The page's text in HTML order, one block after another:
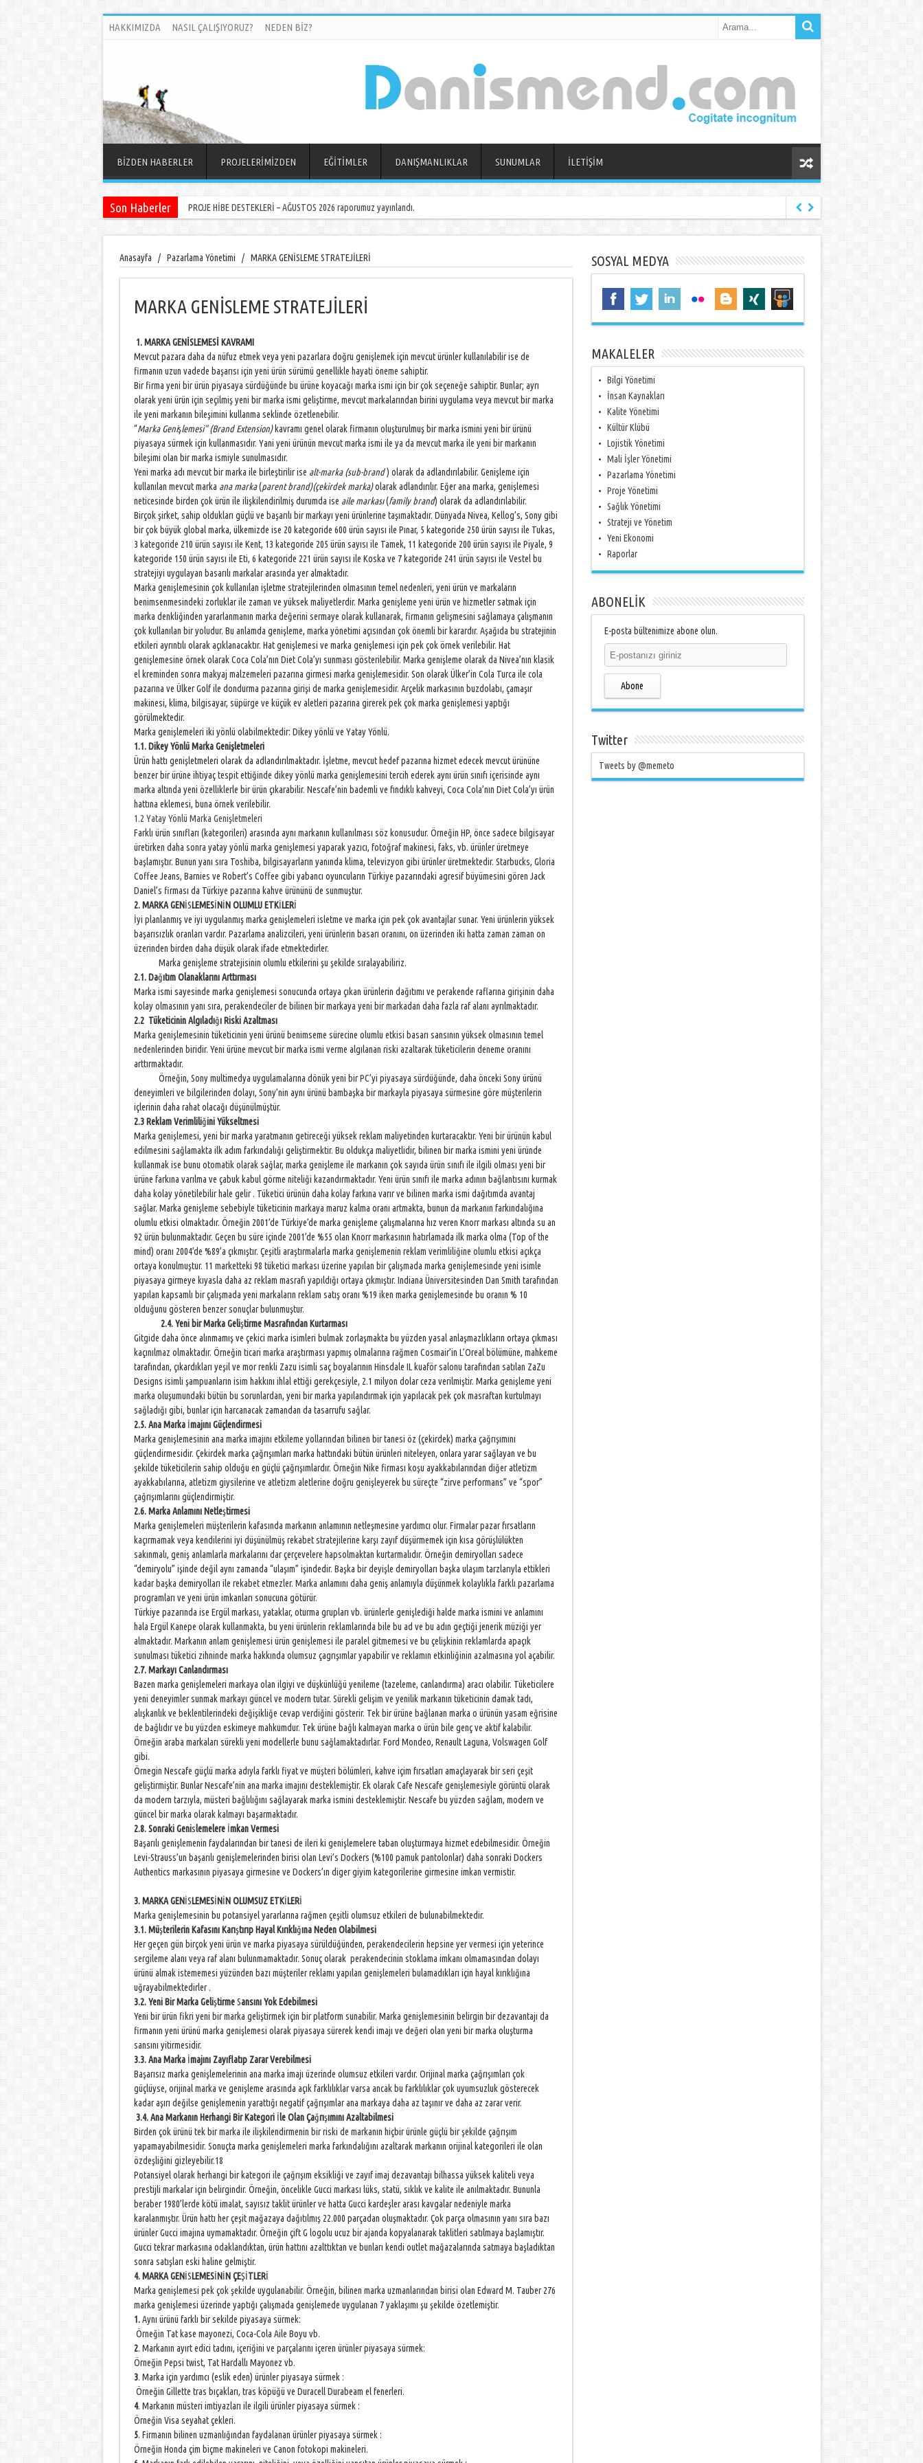
HAKKIMIZDA NASIL ÇALIŞIYORUZ? NEDEN BİZ?
BİZDEN HABERLER PROJELERİMİZDEN EĞİTİMLER DANIŞMANLIKLAR SUNUMLAR İLETİŞİM
Son Haberler PROJE HİBE DESTEKLERİ – AĞUSTOS 2026 raporumuz yayınlandı.
Anasayfa / Pazarlama Yönetimi / MARKA GENİSLEME STRATEJİLERİ
MARKA GENİSLEME STRATEJİLERİ
1. MARKA GENİSLEMESİ KAVRAMI
Mevcut pazara daha da nüfuz etmek veya yeni pazarlara doğru genişlemek için mevcut ürünler kullanılabilir ise de
firmanın uzun vadede başarısı için yeni ürün sürümü genellikle hayati öneme sahiptir.
Bir firma yeni bir ürün piyasaya sürdüğünde bu ürüne koyacağı marka ismi için bir çok seçeneğe sahiptir. Bunlar; ayrı
olarak yeni ürün için seçilmiş yeni bir marka ismi geliştirme, mevcut markalarından birini uygulama veya mevcut bir marka
ile yeni markanın bileşimini kullanma seklinde özetlenebilir.
“Marka Genişlemesi” (Brand Extension) kavramı genel olarak firmanın oluşturulmuş bir marka ismini yeni bir ürünü
piyasaya sürmek için kullanmasıdır. Yani yeni ürünün mevcut marka ismi ile ya da mevcut marka ile yeni bir markanın
bileşimi olan bir marka ismiyle sunulmasıdır.
Yeni marka adı mevcut bir marka ile birleştirilir ise alt-marka (sub-brand) olarak da adlandırılabilir. Genişleme için
kullanılan mevcut marka ana marka(parent brand)(çekirdek marka)olarak adlandırılır. Eğer ana marka, genişlemesi
neticesinde birden çok ürün ile ilişkilendirilmiş durumda ise aile markası(family brand) olarak da adlandırılabilir.
Birçok şirket, sahip oldukları güçlü ve başarılı bir markayı yeni ürünlerine taşımaktadır. Dünyada Nivea, Kellog’s, Sony gibi
bir çok büyük global marka, ülkemizde ise 20 kategoride 600 ürün sayısı ile Pınar, 5 kategoride 250 ürün sayısı ile Tukas,
3 kategoride 210 ürün sayısı ile Kent, 13 kategoride 205 ürün sayısı ile Tamek, 11 kategoride 200 ürün sayısı ile Piyale, 9
kategoride 150 ürün sayısı ile Eti, 6 kategoride 221 ürün sayısı ile Koska ve 7 kategoride 241 ürün sayısı ile Vestel bu
stratejiyi uygulayan basarılı markalar arasında yer almaktadır.
Marka genişlemesinin çok kullanılan işletme stratejilerinden olmasının temel nedenleri, yeni ürün ve markaların
benimsenmesindeki zorluklar ile zaman ve yüksek maliyetlerdir. Marka genişleme yeni ürün ve hizmetler satmak için
marka denkliğinden yararlanmanın marka değerini sermaye olarak kullanarak, firmanın gelişmesini sağlamaya çalışmanın
çok kullanılan bir yoludur. Bu anlamda genişleme, marka yönetimi açısından çok önemli bir karardır. Aşağıda bu stratejinin
etkileri ayrıntılı olarak açıklanacaktır. Hat genişlemesi ve marka genişlemesi için pek çok örnek verilebilir. Hat
genişlemesine örnek olarak Coca Cola’nın Diet Cola’yı sunması gösterilebilir. Marka genişleme olarak da Nivea’nın klasik
el kreminden sonra makyaj malzemeleri pazarına girmesi marka genişlemesidir. Son olarak Ülker’in Cola Turca ile cola
pazarına ve Ülker Golf ile dondurma pazarına girişi de marka genişlemesidir. Arçelik markasının buzdolabı, çamaşır
makinesi, klima, bilgisayar, süpürge ve küçük ev aletleri pazarına girerek pek çok marka genişlemesi yaptığı
görülmektedir.
Marka genişlemeleri iki yönlü olabilmektedir: Dikey yönlü ve Yatay Yönlü.
1.1. Dikey Yönlü Marka Genişletmeleri
Ürün hattı genişletmeleri olarak da adlandırılmaktadır. İşletme, mevcut hedef pazarına hizmet edecek mevcut ürününe
benzer bir ürüne ihtiyaç tespit ettiğinde dikey yönlü marka genişlemesini tercih ederek aynı ürün sınıfı içerisinde aynı
marka altında yeni özelliklerle bir ürün çıkarabilir. Nescafe’nin bademli ve fındıklı kahveyi, Coca Cola’nın Diet Cola’yı ürün
hattına eklemesi, buna örnek verilebilir.
1.2 Yatay Yönlü Marka Genişletmeleri
Farklı ürün sınıfları (kategorileri) arasında aynı markanın kullanılması söz konusudur. Örneğin HP, önce sadece bilgisayar
üretirken daha sonra yatay yönlü marka genişlemesi yaparak yazıcı, fotoğraf makinesi, faks, vb. ürünler üretmeye
başlamıştır. Bunun yanı sıra Toshiba, bilgisayarların yanında klima, televizyon gibi ürünler üretmektedir. Starbucks, Gloria
Coffee Jeans, Barnies ve Robert’s Coffee gibi yabancı oyuncuların Türkiye pazarındaki agresif büyümesini gören Jack
Daniel’s firması da Türkiye pazarına kahve ürününü de sunmuştur.
2. MARKA GENİSLEMESİNİN OLUMLU ETKİLERİ
İyi planlanmış ve iyi uygulanmış marka genişlemeleri isletme ve marka için pek çok avantajlar sunar. Yeni ürünlerin yüksek
başarısızlık oranları vardır. Pazarlama analizcileri, yeni ürünlerin basarı oranını, on üzerinden iki hatta zaman zaman on
üzerinden birden daha düşük olarak ifade etmektedirler.
Marka genişleme stratejisinin olumlu etkilerini şu şekilde sıralayabiliriz.
2.1. Dağıtım Olanaklarını Arttırması
Marka ismi sayesinde marka genişlemesi sonucunda ortaya çıkan ürünlerin dağıtımı ve perakende raflarına girişinin daha
kolay olmasının yanı sıra, perakendeciler de bilinen bir markaya yeni bir markadan daha fazla raf alanı ayrılmaktadır.
2.2 Tüketicinin Algıladığı Riski Azaltması
Marka genişlemesinin tüketicinin yeni ürünü benimseme sürecine olumlu etkisi basarı sansının yüksek olmasının temel
nedenlerinden biridir. Yeni ürüne mevcut bir marka ismi verme algılanan riski azaltarak tüketicilerin deneme oranını
arttırmaktadır.
Örneğin, Sony multimedya uygulamalarına dönük yeni bir PC’yi piyasaya sürdüğünde, daha önceki Sony ürünü
deneyimleri ve bilgilerinden dolayı, Sony’nin aynı ürünü bambaşka bir markayla piyasaya sürmesine göre müşterilerin
içlerinin daha rahat olacağı düşünülmüştür.
2.3 Reklam Verimliliğini Yükseltmesi
Marka genişlemesi, yeni bir marka yaratmanın getireceği yüksek reklam maliyetinden kurtaracaktır. Yeni bir ürünün kabul
edilmesini sağlamakta ilk adım farkındalığı geliştirmektir. Bu oldukça maliyetlidir, bilinen bir marka ismini yeni üründe
kullanmak ise bunu otomatik olarak sağlar, marka genişleme ile markanın çok sayıda ürün sınıfı ile ilgili olması yeni bir
ürüne farkına varılma ve çabuk kabul görme niteliği kazandırmaktadır. Yeni ürün sınıfı ile marka adının bağlantısını kurmak
daha kolay yönetilebilir hale gelir . Tüketici ürünün daha kolay farkına varır ve bilinen marka ismi dağıtımda avantaj
sağlar. Marka genişleme sebebiyle tüketicinin markaya maruz kalma oranı artmakta, bunun da markanın farkındalığına
olumlu etkisi olmaktadır. Örneğin 2001’de Türkiye’de marka genişleme çalışmalarına hız veren Knorr markası altında su an
92 ürün bulunmaktadır. Geçen bu süre içinde 2001’de %55 olan Knorr markasının hatırlamada ilk marka olma (Top of the
mind) oranı 2004’de %89’a çıkmıştır. Çeşitli araştırmalarla marka genişlemenin reklam verimliliğine olumlu etkisi açıkça
ortaya konulmuştur. 11 marketteki 98 tüketici markası üzerine yapılan bir çalışmada marka genişlemesinde yeni isimle
piyasaya girmeye kıyasla daha az reklam masrafı yapıldığı ortaya çıkmıştır. Indiana Üniversitesinden Dan Smith tarafından
yapılan kapsamlı bir çalışmada yeni markaların reklam satış oranı %19 iken marka genişlemesinde bu oranın % 10
olduğunu gösteren benzer sonuçlar bulunmuştur.
2.4. Yeni bir Marka Geliştirme Masrafından Kurtarması
Gitgide daha önce alınmamış ve çekici marka isimleri bulmak zorlaşmakta bu yüzden yasal anlaşmazlıkların ortaya çıkması
kaçınılmaz olmaktadır. Örneğin ticari marka araştırması yapmış olmalarına rağmen Cosmair’in L’Oreal bölümüne, mahkeme
tarafından, çıkardıkları yeşil ve mor renkli Zazu isimli saç boyalarının Hinsdale IL kuaför salonu tarafından satılan ZaZu
Designs isimli şampuanların isim hakkını ihlal ettiği gerekçesiyle, 2.1 milyon dolar ceza verilmiştir. Marka genişleme yeni
marka oluşumundaki bütün bu sorunlardan, yeni bir marka yapılandırmak için yapılacak pek çok masraftan kurtulmayı
sağladığı gibi, bunlar için harcanacak zamandan da tasarrufu sağlar.
2.5. Ana Marka İmajını Güçlendirmesi
Marka genişlemesinin ana marka imajını etkileme yollarından bilinen bir tanesi öz (çekirdek) marka çağrışımını
güçlendirmesidir. Çekirdek marka çağrışımları marka hattındaki bütün ürünleri niteleyen, onlara yarar sağlayan ve bu
şekilde tüketicilerin sahip olduğu en güçlü çağrışımlardır. Örneğin Nike firması koşu ayakkabılarından diğer atletizm
ayakkabılarına, atletizm giysilerine ve atletizm aletlerine doğru genişleyerek bu süreçte “zirve performans” ve “spor”
çağrışımlarını güçlendirmiştir.
2.6. Marka Anlamını Netleştirmesi
Marka genişlemeleri müşterilerin kafasında markanın anlamının netleşmesine yardımcı olur. Firmalar pazar fırsatların
kaçırmamak veya kendilerini iyi düşünülmüş rekabet stratejilerine karşı zayıf düşürmemek için kısa görüşlülükten
sakınmalı, geniş anlamlarla markalarını dar çerçevelere hapsolmaktan kurtarmalıdır. Örneğin demiryolları sadece
“demiryolu” işinde değil aynı zamanda “ulaşım” işindedir. Başka bir deyişle demiryolları başka ulaşım tarzlarıyla ettikleri
kadar başka demiryolları ile rekabet etmezler. Marka anlamını daha geniş anlamıyla düşünmek kolaylıkla farklı pazarlama
programları ve yeni ürün imkanları sonucuna götürür.
Türkiye pazarında ise Ergül markası, yataklar, oturma grupları vb. ürünlerle genişlediği halde marka ismini ve anlamını
hala Ergül Kanepe olarak kullanmakta, bu yeni ürünlerin reklamlarında bile bu ad ve bu adın geçtiği jenerik müziği yer
almaktadır. Markanın anlam genişlemesi ürün genişlemesi ile paralel gitmemesi ve bu çelişkinin reklamlarda apaçık
sunulması tüketici zihninde marka hakkında olumsuz çagrışımlar yapabilir ve reklamın etkinliğinin azalmasına yol açabilir.
2.7. Markayı Canlandırması
Bazen marka genişlemeleri markaya olan ilgiyi ve düşkünlüğü yenileme (tazeleme, canlandırma) aracı olabilir. Tüketicilere
yeni deneyimler sunmak markayı güncel ve modern tutar. Sürekli gelişim ve yenilik markanın tüketicinin damak tadı,
alışkanlık ve beklentilerindeki değişikliğe cevap verdiğini gösterir. Tek bir ürüne bağlanan marka o ürünün yasam eğrisine
de bağlıdır ve bu yüzden eskimeye mahkumdur. Tek ürüne bağlı kalmayan marka o ürün bile genç ve aktif kalabilir.
Örneğin araba markaları sürekli yeni modellerle bunu sağlamaktadırlar. Ford Mondeo, Renault Laguna, Volswagen Golf
gibi.
Örnegin Nescafe güçlü marka adıyla farklı fiyat ve müşteri bölümleri, kahve içim fırsatları amaçlayarak bir seri çeşit
geliştirmiştir. Bunlar Nescafe’nin ana marka imajını desteklemiştir. Ek olarak Cafe Nescafe genişlemesiyle görüntü olarak
da modern tarzıyla, müsteri bağlılığını sağlayarak marka ismini desteklemiştir. Nescafe bu yüzden sağlam, modern ve
güncel bir marka olarak kalmayı başarmaktadır.
2.8. Sonraki Genislemelere İmkan Vermesi
Başarılı genişlemenin faydalarından bir tanesi de ileri ki genişlemelere taban oluşturmaya hizmet edebilmesidir. Örneğin
Levi-Strauss’un başarılı genişlemelerinden birisi olan Levi’s Dockers (%100 pamuk pantolonlar) daha sonraki Dockers
Authentics markasının piyasaya girmesine ve Dockers’ın diger giyim kategorilerine girmesine imkan vermistir.
3. MARKA GENİSLEMESİNİN OLUMSUZ ETKİLERİ
Marka genişlemesinin bu potansiyel yararlarına rağmen çeşitli olumsuz etkileri de bulunabilmektedir.
3.1. Müşterilerin Kafasını Karıştırıp Hayal Kırıklığına Neden Olabilmesi
Her geçen gün birçok yeni ürün ve marka piyasaya sürüldüğünden, perakendecilerin hepsine yer vermesi için yeterince
sergileme alanı veya raf alanı bulunmamaktadır. Sonuç olarak perakendecinin stoklama imkanı olmamasından dolayı
ürünü almak istememesi yüzünden bazı müşteriler reklamı yapılan genişlemeleri bulamadıkları için hayal kırıklığına
uğrayabilmektedirler .
3.2. Yeni Bir Marka GeliştirmeSansını Yok Edebilmesi
Yeni bir ürün fikri yeni bir marka geliştirmek için bir platform sunabilir. Marka genişlemesinin belirgin bir dezavantajı da
firmanın yeni ürünü marka genişlemesi olarak piyasaya sürerek kendi imajı ve değeri olan yeni bir marka oluşturma
sansını yitirmesidir.
3.3. Ana Marka İmajını Zayıflatıp Zarar Verebilmesi
Başarısız marka genişlemelerinin ana marka imajı üzerinde olumsuz etkileri vardır. Orijinal marka çağrışımları çok
güçlüyse, orijinal marka ve genişleme arasında açık farklılıklar varsa ancak bu farklılıklar çok uyumsuzluk gösterecek
kadar aşırı değilse genişlemenin yarattığı negatif çağrışımlar ana markaya daha az taşınır ve daha az zarar verir.
3.4. Ana Markanın Herhangi Bir Kategori İle Olan Çağrışımını Azaltabilmesi
Birden çok ürünü tek bir marka ile ilişkilendirmenin bir riski de markanın hiçbir ürünle güçlü bir şekilde çağrışım
yapamayabilmesidir. Sonuçta marka genişlemeleri marka farkındalığını azaltarak markanın orijinal kategorileri ile olan
özdeşliğini gizleyebilir.18
Potansiyel olarak herhangi bir kategori ile çağrışım eksikliği ve zayıf imaj dezavantajı bilhassa yüksek kaliteli veya
prestijli markalar için belirgindir. Örneğin, öncelikle Gucci markası lüks, statü, sıklık ve kalite ile anılmaktadır. Bununla
beraber 1980’lerde kötü imalat, sayısız taklit ürünler ve hatta Gucci kardeşler arası kavgalar nedeniyle marka
karalanmıştır. Ürün hattı her çeşit mağazaya dağıtılmış 22.000 parçadan oluşmaktadır. Çok parça olmasının yanı sıra bazı
ürünler Gucci imajına uymamaktadır. Örneğin çift G logolu ucuz bir ajanda kopyalanarak taklitleri satılmaya başlamıştır.
Gucci tekrar markasına odaklandıktan, ürün hattını azalttıktan ve bunları kendi outlet mağazalarında satmaya başladıktan
sonra satışları eski haline gelmiştir.
4. MARKA GENİSLEMESİNİN ÇEŞİTLERİ
Marka genişlemesi pek çok şekilde uygulanabilir. Örneğin, bilinen marka uzmanlarından birisi olan Edward M. Tauber 276
marka genişlemesi üzerinde yaptığı çalışmada genişlemede uygulanan 7 yaklaşımı şu şekilde özetlemiştir.
1.Aynı ürünü farklı bir sekilde piyasaya sürmek:
Örneğin Tat kase mayonezi, Coca-Cola Aile Boyu vb.
2. Markanın ayırt edici tadını, içeriğini ve parçalarını içeren ürünler piyasaya sürmek:
Örneğin Pepsi twist, Tat Hardallı Mayonez vb.
3. Marka için yardımcı (eslik eden) ürünler piyasaya sürmek :
Örneğin Gillette tras bıçakları, tras köpüğü ve Duracell Durabeam el fenerleri.
4. Markanın müsteri imtiyazları ile ilgili ürünler piyasaya sürmek :
Örneğin Visa seyahat çekleri.
5. Firmanın bilinen uzmanlığından faydalanan ürünler piyasaya sürmek :
Örneğin Honda çim biçme makineleri ve Canon fotokopi makineleri.
SOSYAL MEDYA
MAKALELER
Bilgi Yönetimi
İnsan Kaynakları
Kalite Yönetimi
Kültür Klübü
Lojistik Yönetimi
Mali İşler Yönetimi
Pazarlama Yönetimi
Proje Yönetimi
Sağlık Yönetimi
Strateji ve Yönetim
Yeni Ekonomi
Raporlar
ABONELİK
E-posta bültenimize abone olun.
Abone
Twitter
Tweets by @memeto